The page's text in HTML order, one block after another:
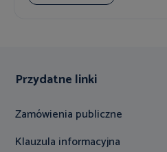
Przydatne linki
Zamówienia publiczne
Klauzula informacyjna